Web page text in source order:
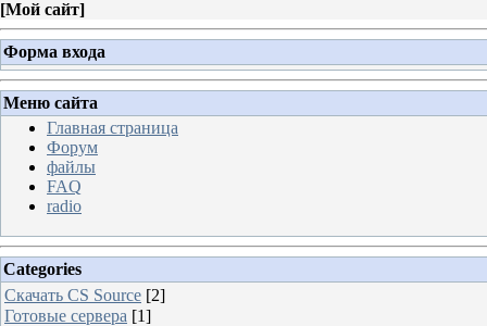
[Мой сайт]
Форма входа
Меню сайта
Главная страница
Форум
файлы
FAQ
radio
Categories
Скачать CS Source [2]
Готовые сервера [1]